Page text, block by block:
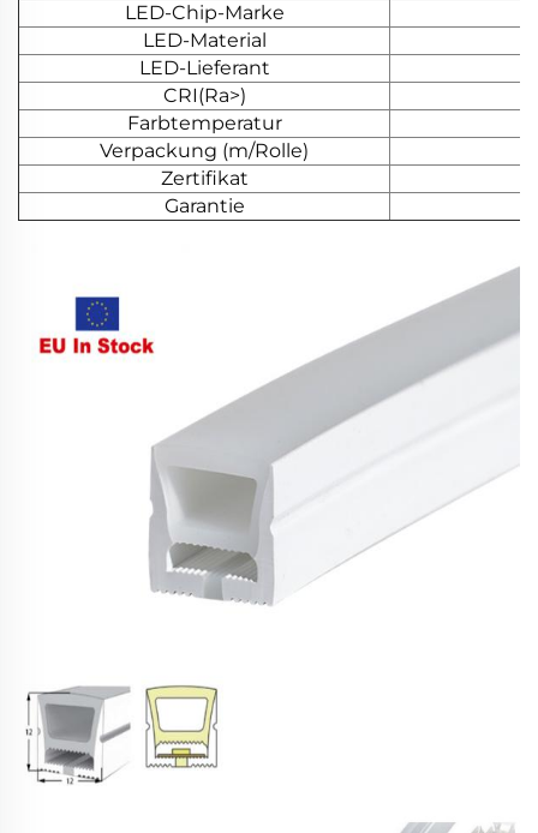
LED-Chip-Marke
LED-Material
LED-Lieferant
CRI(Ra>)
Farbtemperatur
Verpackung (m/Rolle)
Zertifikat
Garantie